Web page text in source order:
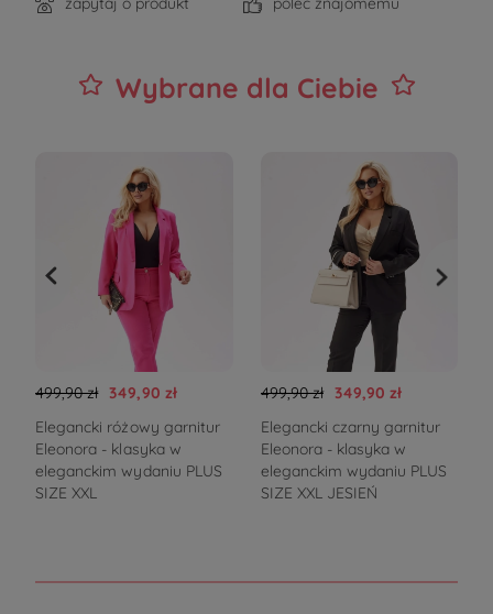
Wybrane dla Ciebie
499,90 zł 349,90 zł
Elegancki różowy garnitur
Eleonora - klasyka w
eleganckim wydaniu PLUS
SIZE XXL
499,90 zł 349,90 zł
Elegancki czarny garnitur
Eleonora - klasyka w
eleganckim wydaniu PLUS
SIZE XXL JESIEŃ